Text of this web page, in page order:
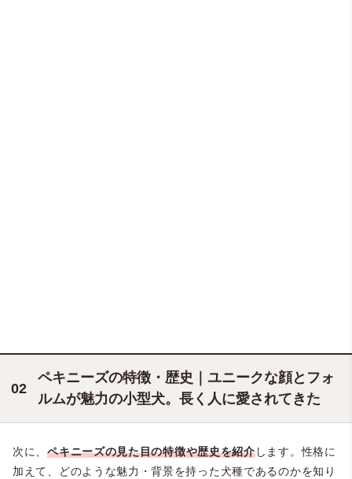
ペキニーズの特徴・歴史｜ユニークな顔とフォ
ルムが魅力の小型犬。長く人に愛されてきた
次に、ペキニーズの見た目の特徴や歴史を紹介します。性格に
加えて、どのような魅力・背景を持った犬種であるのかを知り